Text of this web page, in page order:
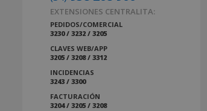
EXTENSIONES CENTRALITA:
PEDIDOS/COMERCIAL
3230 / 3232 / 3205
CLAVES WEB/APP
3205 / 3208 / 3312
INCIDENCIAS
3243 / 3300
FACTURACIÓN
3204 / 3205 / 3208